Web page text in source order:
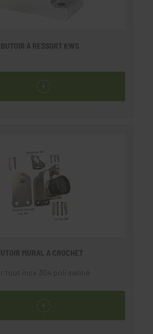
BUTOIR À RESSORT KWS
MURAL A CROCHET
tout inox 304 poli satiné